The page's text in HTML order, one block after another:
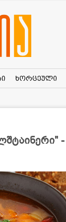
ხორცეული